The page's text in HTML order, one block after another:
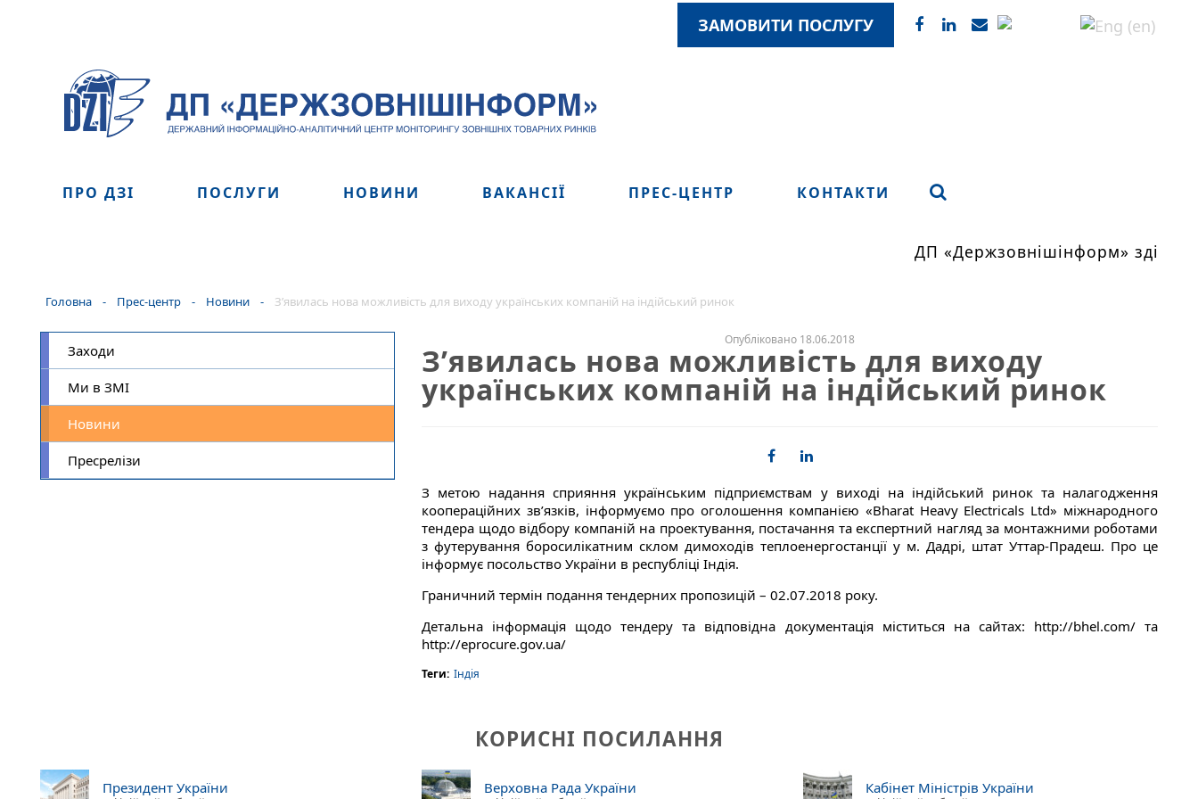
ЗАМОВИТИ ПОСЛУГУ
ПРО ДЗІ ПОСЛУГИ НОВИНИ ВАКАНСІЇ ПРЕС-ЦЕНТР КОНТАКТИ
ДП «Держзовнішінформ»
Головна - Прес-центр - Новини - З’явилась нова можливість для виходу українських компаній на індійський ринок
Заходи
Ми в ЗМІ
Новини
Пресрелізи
Опубліковано 18.06.2018
З’явилась нова можливість для виходу
українських компаній на індійський ринок
З метою надання сприяння українським підприємствам у виході на індійський ринок та налагодження
коопераційних зв’язків, інформуємо про оголошення компанією «Bharat Heavy Electricals Ltd» міжнародного
тендера щодо відбору компаній на проектування, постачання та експертний нагляд за монтажними роботами
з футерування боросилікатним склом димоходів теплоенергостанції у м. Дадрі, штат Уттар-Прадеш. Про це
інформує посольство України в республіці Індія.
Граничний термін подання тендерних пропозицій – 02.07.2018 року.
Детальна інформація щодо тендеру та відповідна документація міститься на сайтах: http://bhel.com/ та
http://eprocure.gov.ua/
Теги: Індія
КОРИСНІ ПОСИЛАННЯ
Президент України Верховна Рада України Кабінет Міністрів України